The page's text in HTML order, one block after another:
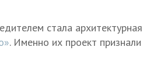
стала архитектурная
. Именно их проект признали